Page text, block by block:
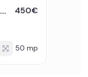
Apartament pretabil pentru afacerea ta 2 camere decomandat Parter 450€
50 mp